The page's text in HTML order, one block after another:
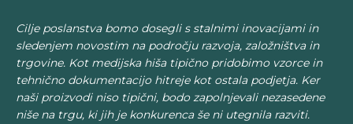
Cilje poslanstva bomo dosegli s stalnimi inovacijami in
sledenjem novostim na področju razvoja, založništva in
trgovine. Kot medijska hiša tipično pridobimo vzorce in
tehnično dokumentacijo hitreje kot ostala podjetja. Ker
naši proizvodi niso tipični, bodo zapolnjevali nezasedene
niše na trgu, ki jih je konkurenca še ni utegnila razviti.